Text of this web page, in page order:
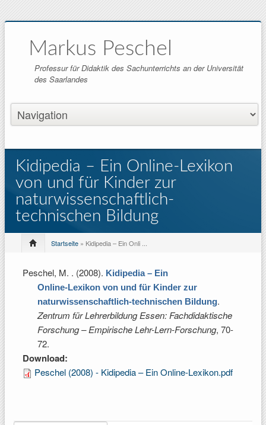
Markus Peschel
Professur für Didaktik des Sachunterrichts an der Universität
des Saarlandes
Kidipedia – Ein Online-Lexikon
von und für Kinder zur
naturwissenschaftlich-
technischen Bildung
Startseite » Kidipedia – Ein Onli ...
Peschel, M. . (2008). Kidipedia – Ein
Online-Lexikon von und für Kinder zur
naturwissenschaftlich-technischen Bildung.
Zentrum für Lehrerbildung Essen: Fachdidaktische
Forschung – Empirische Lehr-Lern-Forschung, 70-
72.
Download:
Peschel (2008) - Kidipedia – Ein Online-Lexikon.pdf